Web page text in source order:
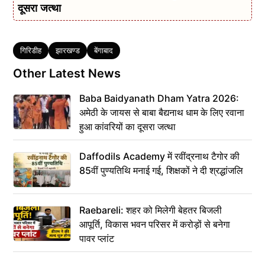
दूसरा जत्था
Tags
गिरिडीह झारखण्ड बेंगाबाद
Other Latest News
Baba Baidyanath Dham Yatra 2026:
अमेठी के जायस से बाबा बैद्यनाथ धाम के लिए रवाना
हुआ कांवरियों का दूसरा जत्था
Daffodils Academy में रवींद्रनाथ टैगोर की
85वीं पुण्यतिथि मनाई गई, शिक्षकों ने दी श्रद्धांजलि
Raebareli: शहर को मिलेगी बेहतर बिजली
आपूर्ति, विकास भवन परिसर में करोड़ों से बनेगा
पावर प्लांट